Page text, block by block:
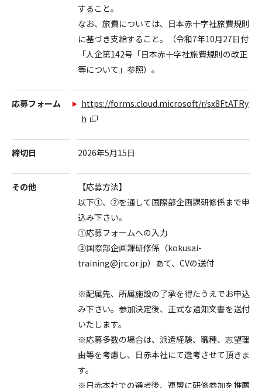
すること。
なお、旅費については、日本赤十字社旅費規則
に基づき支給すること。（令和7年10月27日付
「人企第142号「日本赤十字社旅費規則の改正
等について」参照）。
応募フォーム
https://forms.cloud.microsoft/r/sx8FtATRy
h
締切日 2026年5月15日
その他
【応募方法】
以下①、②を通して国際部企画課研修係まで申
込み下さい。
①応募フォームへの入力
②国際部企画課研修係（kokusai-
training@jrc.or.jp）あて、CVの送付
※配属先、所属施設の了承を得たうえでお申込
み下さい。参加決定後、正式な通知文書を送付
いたします。
※応募多数の場合は、派遣経験、職種、志望理
由等を考慮し、日赤本社にて選考させて頂きま
す。
※日赤本社での選考後、連盟に研修参加を推薦